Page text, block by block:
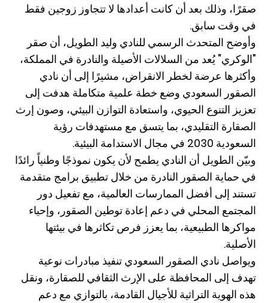
صقرًا، وذلك بعد أن كانت أعدادها لا تتجاوز زوجين فقط
في وقت سابق.
وأوضح المتحدث الرسمي للنادي وليد الطويل، أن صقر
"الوكري" يُعد من السلالات الأصيلة والنادرة في المملكة،
وأكثرها عرضة لخطر الانقراض، مشيرًا إلى أن نادي
الصقور السعودي وضع خطة علمية متكاملة هدفت إلى
تعزيز التنوع الحيوي، واستعادة التوازن البيئي، وصون إرث
الصقارة التقليدي، بما يتسق مع مستهدفات رؤية
السعودية 2030 في مجال الاستدامة البيئية.
وبيّن الطويل أن النادي يطمح لأن يكون نموذجًا وطنياً رائدًا
في حماية الصقور النادرة من خلال تطبيق برامج متقدمة
تستند إلى أفضل الممارسات العالمية، مع تفعيل دور
المجتمع المحلي في دعم إعادة توطين الصقور، وإحياء
مواكرها الطبيعية، بما يعزز فرص تكاثرها في بيئتها
الأصلية.
ويواصل نادي الصقور السعودي تنفيذ مبادرات نوعية
تهدف إلى المحافظة على الإرث الثقافي للصقارة، ونقل
هذه الهوية التراثية للأجيال القادمة، بالتوازي مع دعم